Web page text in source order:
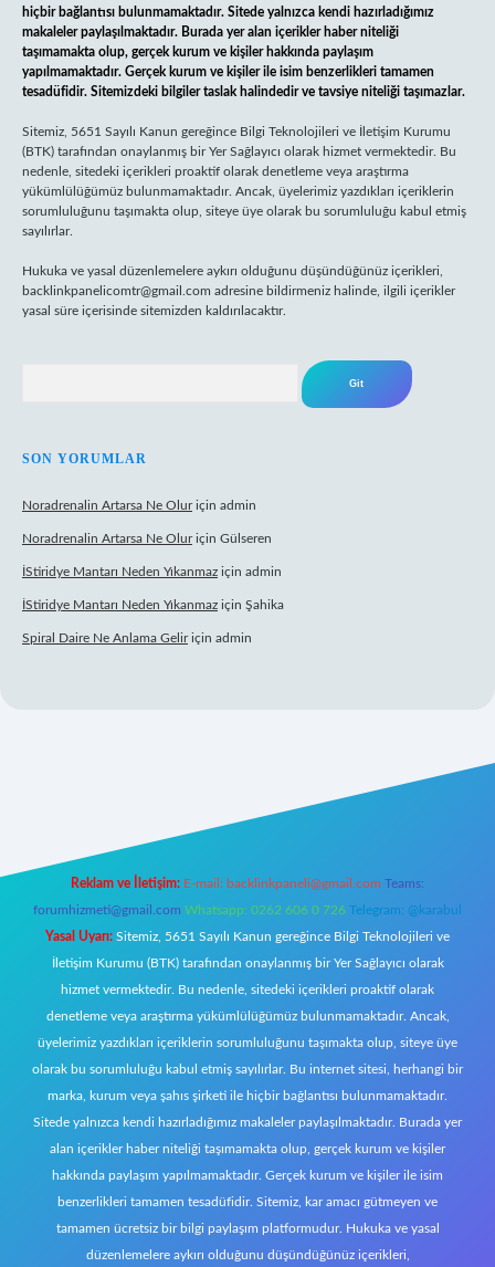
hiçbir bağlantısı bulunmamaktadır. Sitede yalnızca kendi hazırladığımız
makaleler paylaşılmaktadır. Burada yer alan içerikler haber niteliği
taşımamakta olup, gerçek kurum ve kişiler hakkında paylaşım
yapılmamaktadır. Gerçek kurum ve kişiler ile isim benzerlikleri tamamen
tesadüfidir. Sitemizdeki bilgiler taslak halindedir ve tavsiye niteliği taşımazlar.
Sitemiz, 5651 Sayılı Kanun gereğince Bilgi Teknolojileri ve İletişim Kurumu
(BTK) tarafından onaylanmış bir Yer Sağlayıcı olarak hizmet vermektedir. Bu
nedenle, sitedeki içerikleri proaktif olarak denetleme veya araştırma
yükümlülüğümüz bulunmamaktadır. Ancak, üyelerimiz yazdıkları içeriklerin
sorumluluğunu taşımakta olup, siteye üye olarak bu sorumluluğu kabul etmiş
sayılırlar.
Hukuka ve yasal düzenlemelere aykırı olduğunu düşündüğünüz içerikleri,
backlinkpanelicomtr@gmail.com adresine bildirmeniz halinde, ilgili içerikler
yasal süre içerisinde sitemizden kaldırılacaktır.
SON YORUMLAR
Noradrenalin Artarsa Ne Oluriçin admin
Noradrenalin Artarsa Ne Oluriçin Gülseren
İStiridye Mantarı Neden Yıkanmaz için admin
İStiridye Mantarı Neden Yıkanmaz için Şahika
Spiral Daire Ne Anlama Geliriçin admin
Reklam ve İletişim: E-mail: backlinkpaneli@gmail.com Teams:
forumhizmeti@gmail.com Whatsapp: 0262 606 0 726 Telegram: @karabul
Yasal Uyarı: Sitemiz, 5651 Sayılı Kanun gereğince Bilgi Teknolojileri ve
İletişim Kurumu (BTK) tarafından onaylanmış bir Yer Sağlayıcı olarak
hizmet vermektedir. Bu nedenle, sitedeki içerikleri proaktif olarak
denetleme veya araştırma yükümlülüğümüz bulunmamaktadır. Ancak,
üyelerimiz yazdıkları içeriklerin sorumluluğunu taşımakta olup, siteye üye
olarak bu sorumluluğu kabul etmiş sayılırlar. Bu internet sitesi, herhangi bir
marka, kurum veya şahıs şirketi ile hiçbir bağlantısı bulunmamaktadır.
Sitede yalnızca kendi hazırladığımız makaleler paylaşılmaktadır. Burada yer
alan içerikler haber niteliği taşımamakta olup, gerçek kurum ve kişiler
hakkında paylaşım yapılmamaktadır. Gerçek kurum ve kişiler ile isim
benzerlikleri tamamen tesadüfidir. Sitemiz, kar amacı gütmeyen ve
tamamen ücretsiz bir bilgi paylaşım platformudur. Hukuka ve yasal
düzenlemelere aykırı olduğunu düşündüğünüz içerikleri,